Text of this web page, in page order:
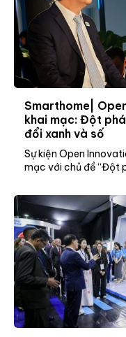
Smarthome|
khai mạc: Đột
đổi xanh và số
Sự kiện Open
mạc với chủ đề “Đột